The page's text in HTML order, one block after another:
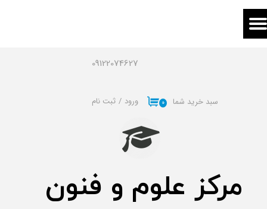
09122074627
مرکز علوم و فنون
۰ سبد خرید شما ورود / ثبت نام
حساب کاربری من
خروج از حساب کاربری